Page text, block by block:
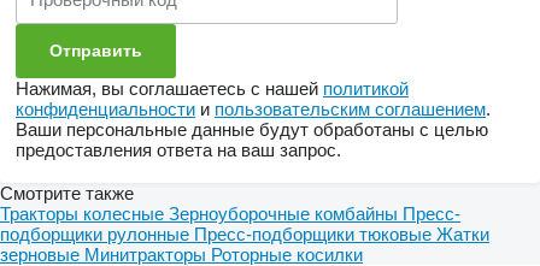
Нажимая, вы соглашаетесь с нашей политикой
конфиденциальности и пользовательским соглашением.
Ваши персональные данные будут обработаны с целью
предоставления ответа на ваш запрос.
Смотрите также
Тракторы колесные Зерноуборочные комбайны Пресс-
подборщики рулонные Пресс-подборщики тюковые Жатки
зерновые Минитракторы Роторные косилки